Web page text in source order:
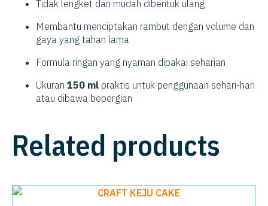
Tidak lengket dan mudah dibentuk ulang
Membantu menciptakan rambut dengan volume dan
gaya yang tahan lama
Formula ringan yang nyaman dipakai seharian
Ukuran 150 ml praktis untuk penggunaan sehari-hari
atau dibawa bepergian
Related products